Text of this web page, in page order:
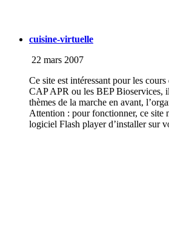
cuisine-virtuelle
22 mars 2007
Ce site est intéressant pour les
CAP APR ou les BEP Bioservices,
thèmes de la marche en avant,
Attention : pour fonctionner, ce site
logiciel Flash player d’installer sur